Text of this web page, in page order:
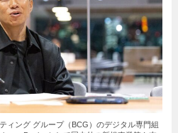
ィング グループ（BCG）のデジタル専門組